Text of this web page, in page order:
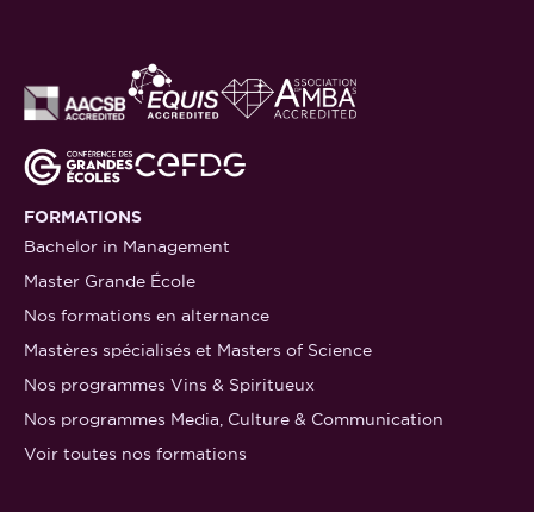
FORMATIONS
Bachelor in Management
Master Grande École
Nos formations en alternance
Mastères spécialisés et Masters of Science
Nos programmes Vins & Spiritueux
Nos programmes Media, Culture & Communication
Voir toutes nos formations